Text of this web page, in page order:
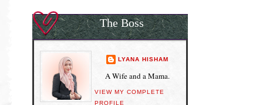
The Boss
LYANA HISHAM
A Wife and a Mama.
VIEW MY COMPLETE
PROFILE